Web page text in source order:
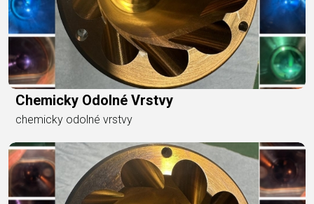
Chemicky Odolné Vrstvy
chemicky odolné vrstvy